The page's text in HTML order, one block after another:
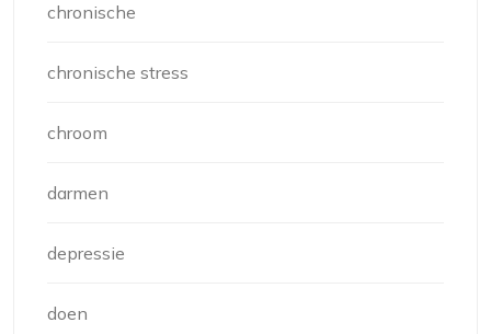
chronische
chronische stress
chroom
darmen
depressie
doen